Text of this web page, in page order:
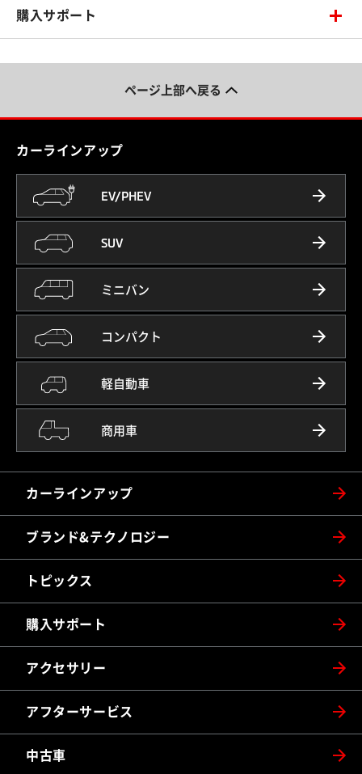
購入サポート
ページ上部へ戻る
カーラインアップ
カーラインアップ
EV/PHEV
SUV
ミニバン
コンパクト
軽自動車
商用車
ブランド&テクノロジー
トピックス
購入サポート
アクセサリー
アフターサービス
中古車